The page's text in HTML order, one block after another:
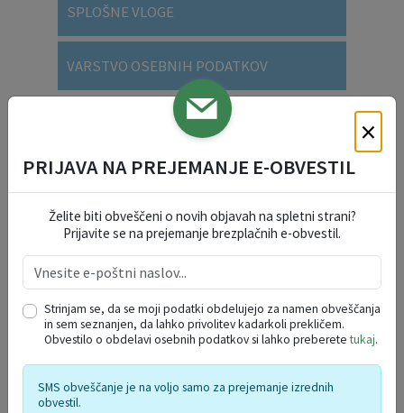
SPLOŠNE VLOGE
VARSTVO OSEBNIH PODATKOV
DOGODKI V REGIJI
avgust 2026
po
to sr če pe so ne
27 28 29 30 31 1
2
3
4 5
10
11 12 13 14 15
16
17
18 19 20 21 22
23
31
1 2 3 4 5 6
×
PRIJAVA NA PREJEMANJE E-OBVESTIL
Želite biti obveščeni o novih objavah na spletni strani?
Prijavite se na prejemanje brezplačnih e-obvestil.
Strinjam se, da se moji podatki obdelujejo za namen obveščanja
in sem seznanjen, da lahko privolitev kadarkoli prekličem.
Obvestilo o obdelavi osebnih podatkov si lahko preberetetukaj.
SMS obveščanje je na voljo samo za prejemanje izrednih
obvestil.